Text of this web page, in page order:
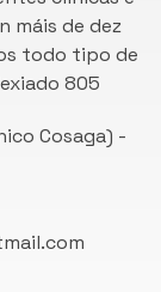
máis de dez
todo tipo de
805
Cosaga) -